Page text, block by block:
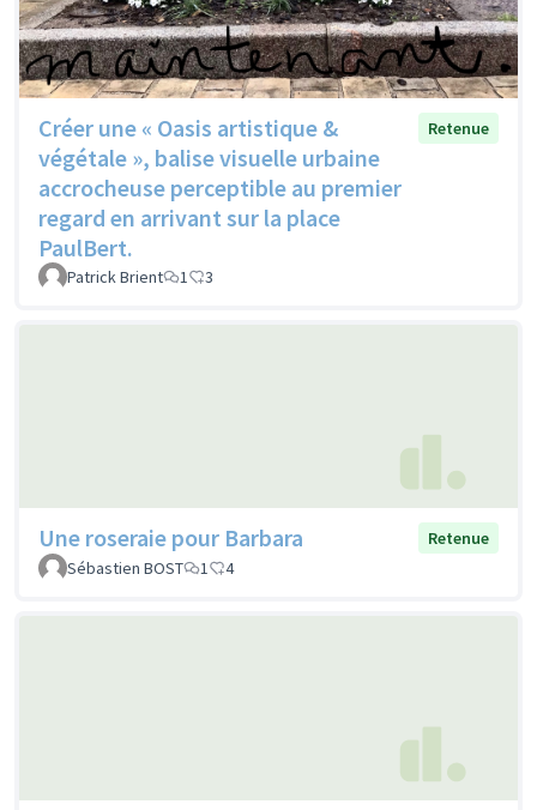
Créer une « Oasis artistique &
végétale », balise visuelle urbaine
accrocheuse perceptible au premier
regard en arrivant sur la place
PaulBert.
Retenue
Patrick Brient 1 3
Une roseraie pour Barbara
Retenue
Sébastien BOST
1 4